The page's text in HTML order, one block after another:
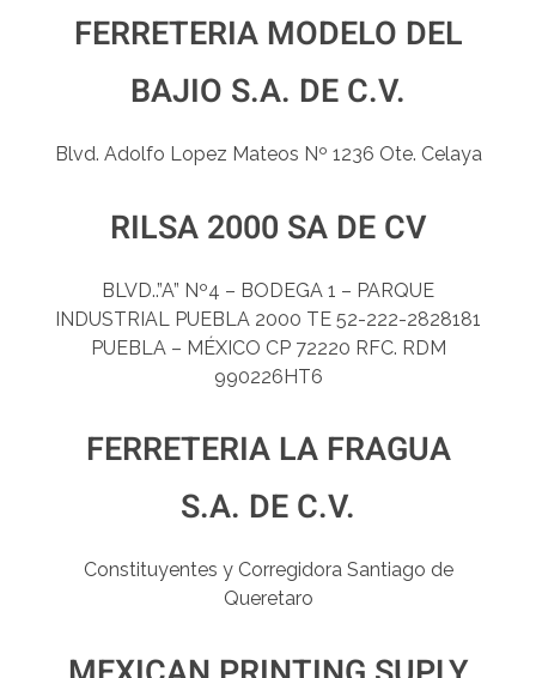
FERRETERIA MODELO DEL
BAJIO S.A. DE C.V.
Blvd. Adolfo Lopez Mateos Nº 1236 Ote. Celaya
RILSA 2000 SA DE CV
BLVD..”A” Nº4 – BODEGA 1 – PARQUE
INDUSTRIAL PUEBLA 2000 TE 52-222-2828181
PUEBLA – MÉXICO CP 72220 RFC. RDM
990226HT6
FERRETERIA LA FRAGUA
S.A. DE C.V.
Constituyentes y Corregidora Santiago de
Queretaro